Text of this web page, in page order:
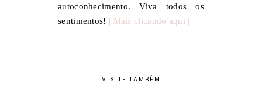
autoconhecimento. Viva todos os
sentimentos! | Mais clicando aqui |
VISITE TAMBÉM